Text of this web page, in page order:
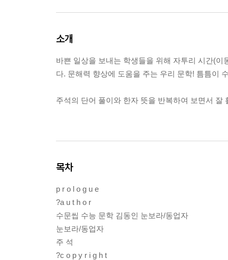
소개
바쁜 일상을 보내는 학생들을 위해 자투리 시간(
다. 문해력 향상에 도움을 주는 우리 문학! 틈틈이
주석의 단어 풀이와 한자 뜻을 반복하여 보면서 잘
목차
p r o l o g u e
?a u t h o r
수문씹 수능 문학 김동인 눈보라/동업자
눈보라/동업자
주 석
?c o p y r i g h t